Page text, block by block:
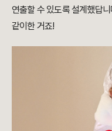
연출할 수 있도록 설계했답
같이한 거죠!